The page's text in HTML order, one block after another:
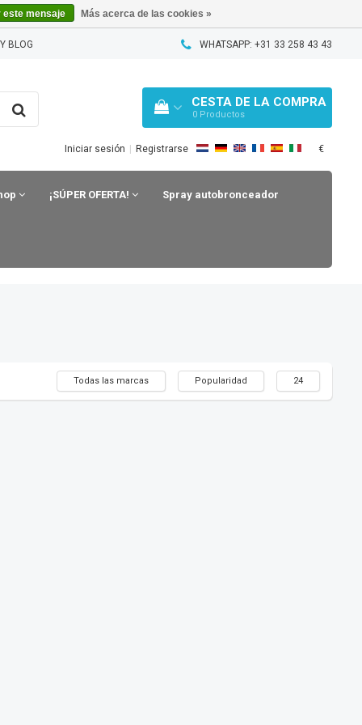
BLOG WHATSAPP: +31 33 258 43 43
CESTA DE LA COMPRA
0 Productos
Iniciar sesión Registrarse €
¡SÚPER OFERTA! Spray autobronceador
Todas las marcas Popularidad 24
este mensaje Más acerca de las cookies »